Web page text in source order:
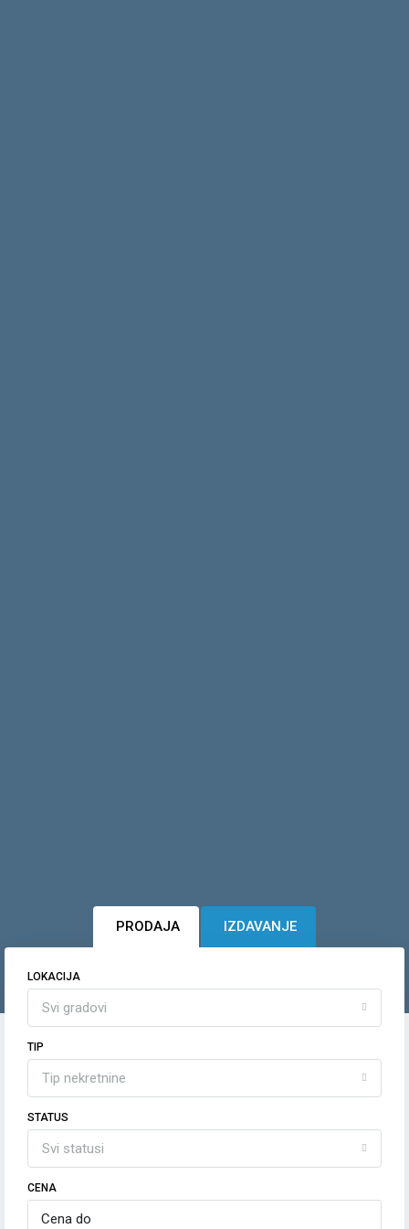
IZDAVANJE
PRODAJA
LOKACIJA
Svi gradovi
TIP
Tip nekretnine
STATUS
Svi statusi
CENA